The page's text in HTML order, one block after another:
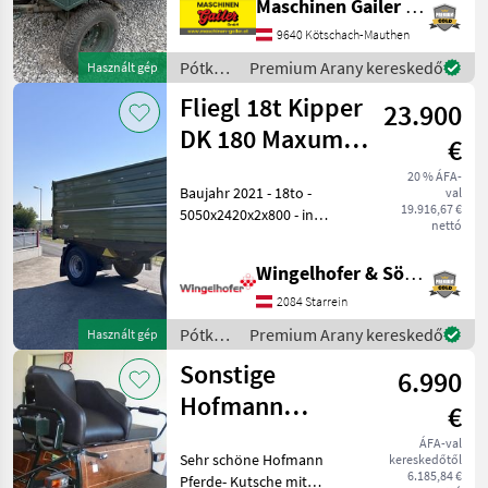
Ifor Williams
21
Mind a 54
megjelenítése
MARKETPLACE
Marketplace
Kereskedői
ajánlatok
Apróhirdetések
Használt gép
Maschinen Gailer GmbH
9640 Kötschach-Mauthen
Pótkocsik
/
Sonstige
Premium Arany kereskedő
Használt gép
Fliegl 18t Kipper
DK 180 Maxum
23.900
€
20 % ÁFA-
val
19.916,67 €
nettó
Baujahr 2021 - 18to -
5050x2420x2x800 - in
- Unterbau grau -
Schmutzfänger - LED-
Beleuchtung - autom.
Wingelhofer & Söhne GmbH
2084 Starrein
Pótkocsik
/ Fliegl
Premium Arany kereskedő
Sonstige
Hofmann
6.990
€
ÁFA-val
kereskedőtől
6.185,84 €
Sehr schöne Hofmann
Pferde- Kutsche mit